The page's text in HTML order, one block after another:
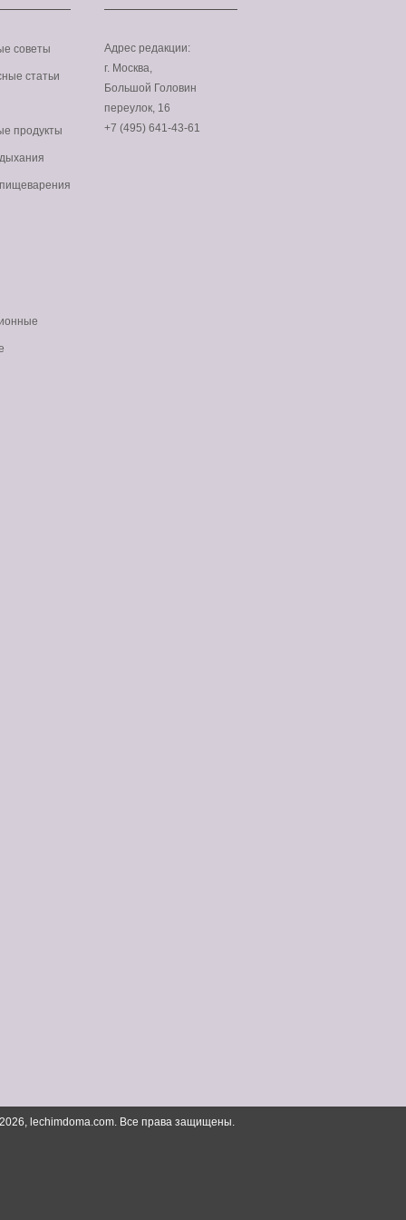
советы
статьи
продукты
Адрес редакции:
г. Москва,
Большой Головин
переулок, 16
+7 (495) 641-43-61
lechimdoma.com. Все права защищены.